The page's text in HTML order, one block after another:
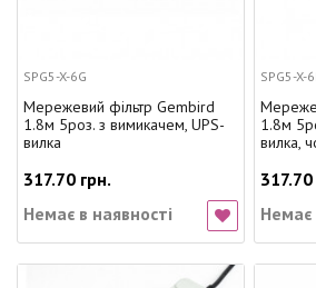
SPG5-X-6G
Мережевий фільтр Gembird
1.8м 5роз. з вимикачем, UPS-
вилка
317.70 грн.
Немає в наявності
SPG5-X-
1.8м
вилка,
317.70
Немає